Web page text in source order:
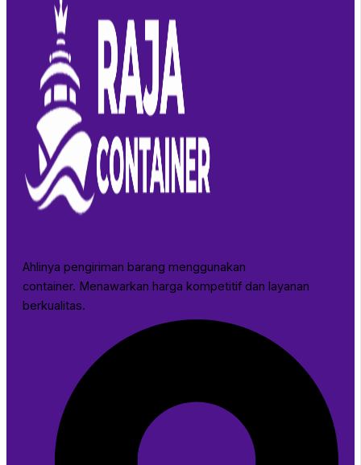
Ahlinya pengiriman barang menggunakan
container. Menawarkan harga kompetitif dan layanan
berkualitas.